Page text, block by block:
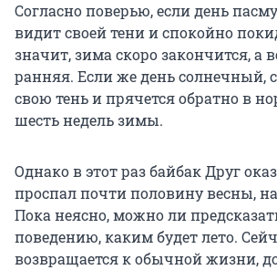
Согласно поверью, если день
видит своей тени и спокойно
значит, зима скоро закончится, а
ранняя. Если же день солнечный,
свою тень и прячется обратно в
шесть недель зимы.
Однако в этот раз байбак Друг
проспал почти половину весны,
Пока неясно, можно ли
поведению, каким будет лето.
возвращается к обычной жизни,